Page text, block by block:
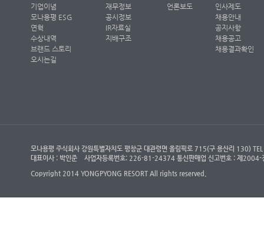
기업이념
모나용평 ESG
연혁
수상내역
브랜드 스토리
오시는길
재무정보
공시정보
IR자료실
지배구조
언론보도
인사제도
채용안내
공지사항
채용공고
채용결과확인
모나용평 주식회사 강원특별자치도 평창군 대관령면 올림픽로 715(구 용산리
대표이사 : 박인준
사업자등록번호: 226-81-24374 통신판매업 신고번호 : 제2004-
Copyright 2014 YONGPYONG RESORT All rights reserved.